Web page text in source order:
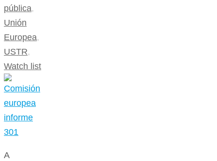
pública,
Unión
Europea,
USTR,
Watch list
A